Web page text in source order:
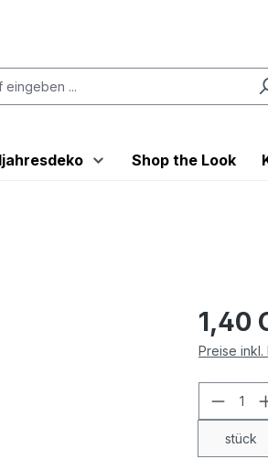
Shop the Look
1,40
Preise inkl.
stück